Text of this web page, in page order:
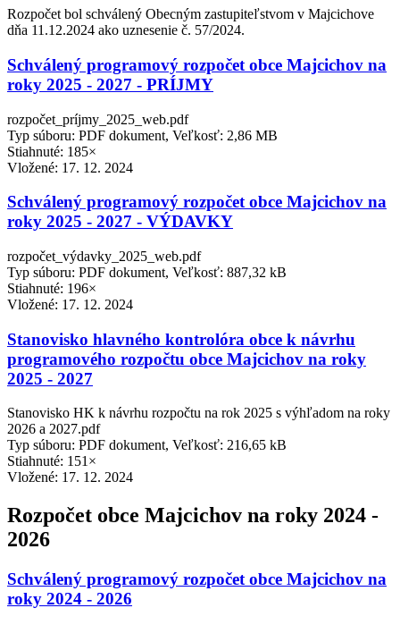
Rozpočet bol schválený Obecným zastupiteľstvom v Majcichove
dňa 11.12.2024 ako uznesenie č. 57/2024.
Schválený programový rozpočet obce Majcichov na
roky 2025 - 2027 - PRÍJMY
rozpočet_príjmy_2025_web.pdf
Typ súboru: PDF dokument, Veľkosť: 2,86 MB
Stiahnuté: 185×
Vložené: 17. 12. 2024
Schválený programový rozpočet obce Majcichov na
roky 2025 - 2027 - VÝDAVKY
rozpočet_výdavky_2025_web.pdf
Typ súboru: PDF dokument, Veľkosť: 887,32 kB
Stiahnuté: 196×
Vložené: 17. 12. 2024
Stanovisko hlavného kontrolóra obce k návrhu
programového rozpočtu obce Majcichov na roky
2025 - 2027
Stanovisko HK k návrhu rozpočtu na rok 2025 s výhľadom na roky
2026 a 2027.pdf
Typ súboru: PDF dokument, Veľkosť: 216,65 kB
Stiahnuté: 151×
Vložené: 17. 12. 2024
Rozpočet obce Majcichov na roky 2024 -
2026
Schválený programový rozpočet obce Majcichov na
roky 2024 - 2026